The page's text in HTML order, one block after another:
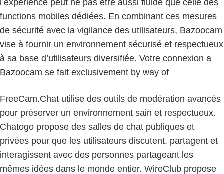
l’expérience peut ne pas être aussi fluide que celle des
functions mobiles dédiées. En combinant ces mesures
de sécurité avec la vigilance des utilisateurs, Bazoocam
vise à fournir un environnement sécurisé et respectueux
à sa base d’utilisateurs diversifiée. Votre connexion a
Bazoocam se fait exclusivement by way of
FreeCam.Chat utilise des outils de modération avancés
pour préserver un environnement sain et respectueux.
Chatogo propose des salles de chat publiques et
privées pour que les utilisateurs discutent, partagent et
interagissent avec des personnes partageant les
mêmes idées dans le monde entier. WireClub propose